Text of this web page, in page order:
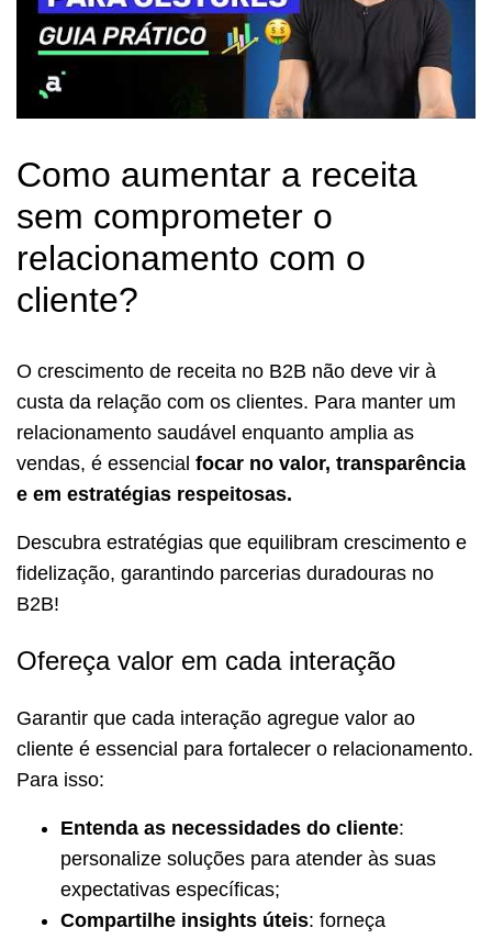
Como aumentar a receita
sem comprometer o
relacionamento com o
cliente?
O crescimento de receita no B2B não deve vir à
custa da relação com os clientes. Para manter um
relacionamento saudável enquanto amplia as
vendas, é essencial focar no valor, transparência
e em estratégias respeitosas.
Descubra estratégias que equilibram crescimento e
fidelização, garantindo parcerias duradouras no
B2B!
Ofereça valor em cada interação
Garantir que cada interação agregue valor ao
cliente é essencial para fortalecer o relacionamento.
Para isso:
Entenda as necessidades do cliente:
personalize soluções para atender às suas
expectativas específicas;
Compartilhe insights úteis: forneça